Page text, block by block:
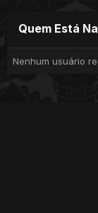
Quem Está
Nenhum usuário